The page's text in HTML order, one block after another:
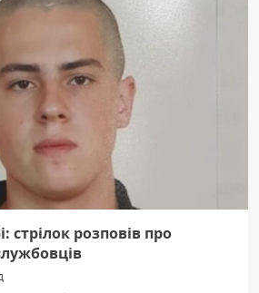
стрілок розповів про